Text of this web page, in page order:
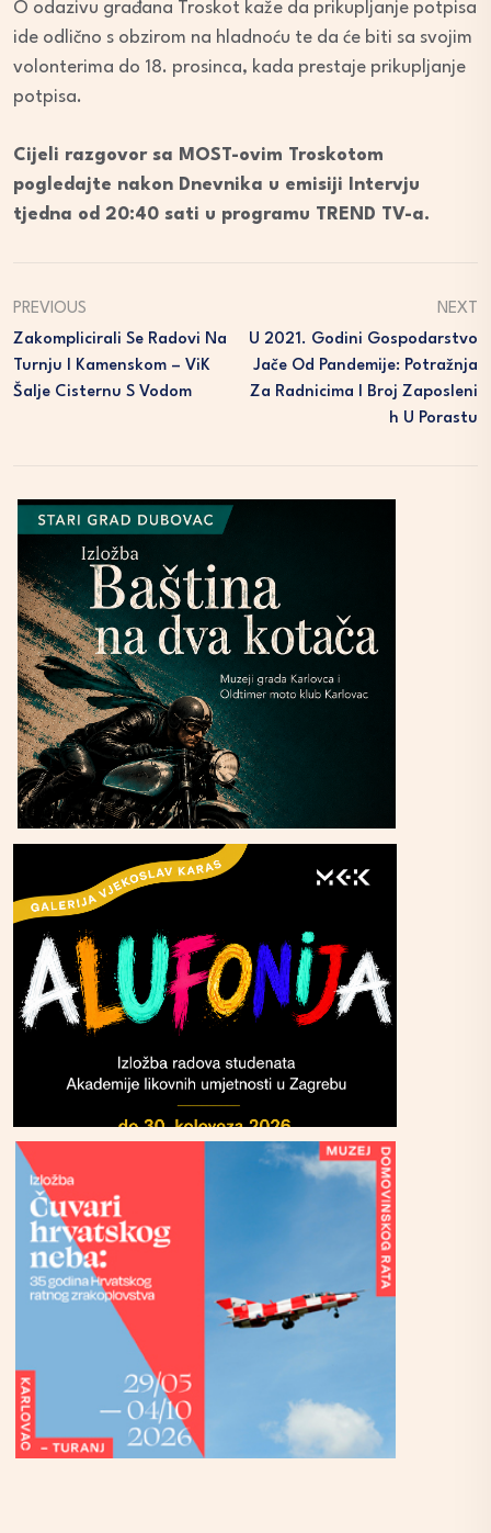
O odazivu građana Troskot kaže da prikupljanje potpisa
ide odlično s obzirom na hladnoću te da će biti sa svojim
volonterima do 18. prosinca, kada prestaje prikupljanje
potpisa.
Cijeli razgovor sa MOST-ovim Troskotom
pogledajte nakon Dnevnika u emisiji Intervju
tjedna od 20:40 sati u programu TREND TV-a.
PREVIOUS
Zakomplicirali Se Radovi Na
Turnju I Kamenskom – ViK
Šalje Cisternu S Vodom
NEXT
U 2021. Godini Gospodarstvo
Jače Od Pandemije: Potražnja
Za Radnicima I Broj Zaposleni
H U Porastu